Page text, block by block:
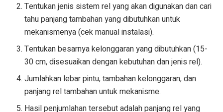
Tentukan jenis sistem rel yang akan digunakan dan cari
tahu panjang tambahan yang dibutuhkan untuk
mekanismenya (cek manual instalasi).
Tentukan besarnya kelonggaran yang dibutuhkan (15-
30 cm, disesuaikan dengan kebutuhan dan jenis rel).
Jumlahkan lebar pintu, tambahan kelonggaran, dan
panjang rel tambahan untuk mekanisme.
Hasil penjumlahan tersebut adalah panjang rel yang